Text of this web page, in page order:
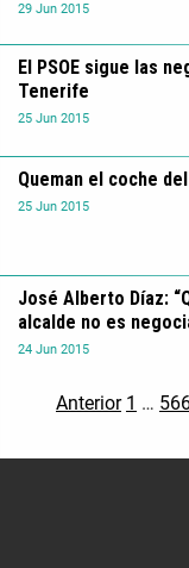
29 Jun 2015
25 Jun 2015
El PSOE sigue las
Tenerife
25 Jun 2015
Queman el coche
24 Jun 2015
José Alberto Díaz:
alcalde no es
Anterior 1 …